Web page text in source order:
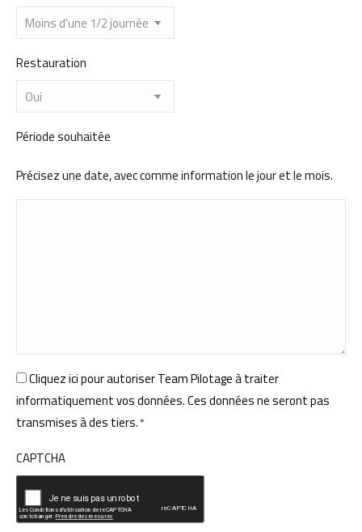
Restauration
Période souhaitée
Précisez une date, avec comme information le jour et le mois.
RGPD
*
Cliquez ici pour autoriser Team Pilotage à traiter
informatiquement vos données. Ces données ne seront pas
transmises à des tiers.*
CAPTCHA